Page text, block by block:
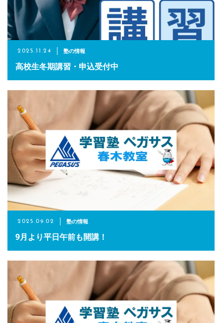
2025.11.24 塾の情報
高校生冬期講習・申込受付中
2025.09.02 塾の情報
9月より平日午前も開講！